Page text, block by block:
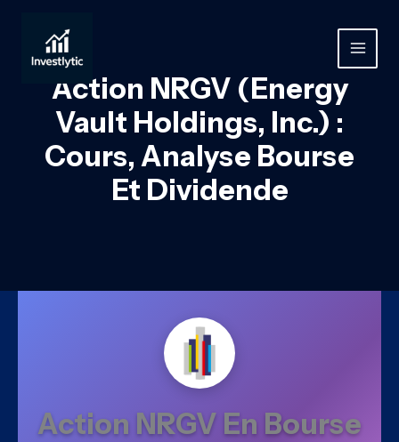
contenu
MAIN
Action NRGV (Energy
Vault Holdings, Inc.) :
Cours, Analyse Bourse
Et Dividende
Action NRGV En Bourse